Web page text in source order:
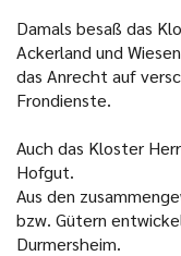
Damals besaß das
Ackerland und
das Anrecht auf
Frondienste.
Auch das Kloster
Hofgut.
Aus den
bzw. Gütern
Durmersheim.